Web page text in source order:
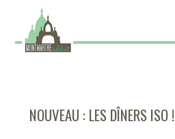
NOUVEAU : LES DÎNERS ISO !